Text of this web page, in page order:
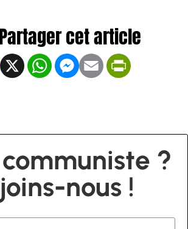
Facebook
X WhatsApp
Messenger
Email
?
nous !